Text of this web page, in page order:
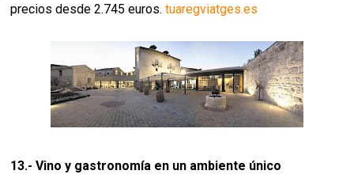
precios desde 2.745 euros.tuaregviatges.es
13.- Vino y gastronomía en un ambiente único